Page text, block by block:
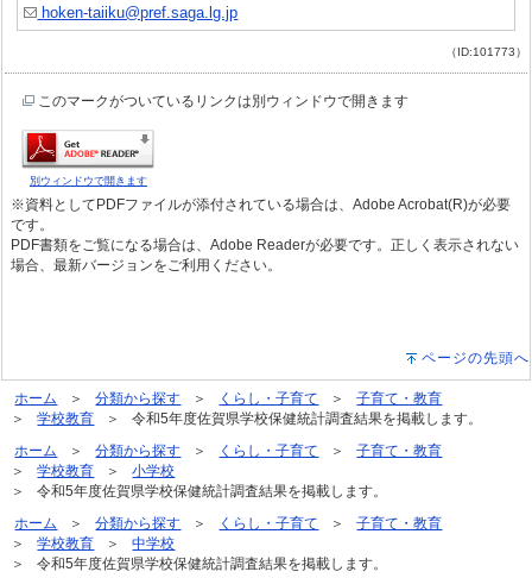
hoken-taiiku@pref.saga.lg.jp
（ID:101773）
このマークがついているリンクは別ウィンドウで開きます
別ウィンドウで開きます
※資料としてPDFファイルが添付されている場合は、Adobe Acrobat(R)が必要
です。
PDF書類をご覧になる場合は、Adobe Readerが必要です。正しく表示されない
場合、最新バージョンをご利用ください。
ページの先頭へ
ホーム 分類から探す くらし・子育て
子育て・教育
学校教育
令和5年度佐賀県学校保健統計調査結果を掲載します。
ホーム
分類から探す くらし・子育て
子育て・教育
学校教育
小学校
令和5年度佐賀県学校保健統計調査結果を掲載します。
ホーム
分類から探す くらし・子育て
子育て・教育
学校教育
中学校
令和5年度佐賀県学校保健統計調査結果を掲載します。